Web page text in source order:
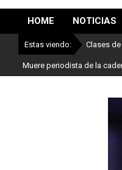
DE
HOME NOTICIAS
Estas viendo: Clases
Muere periodista de la